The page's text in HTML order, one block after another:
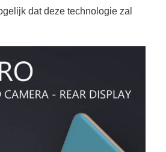
dat deze technologie zal